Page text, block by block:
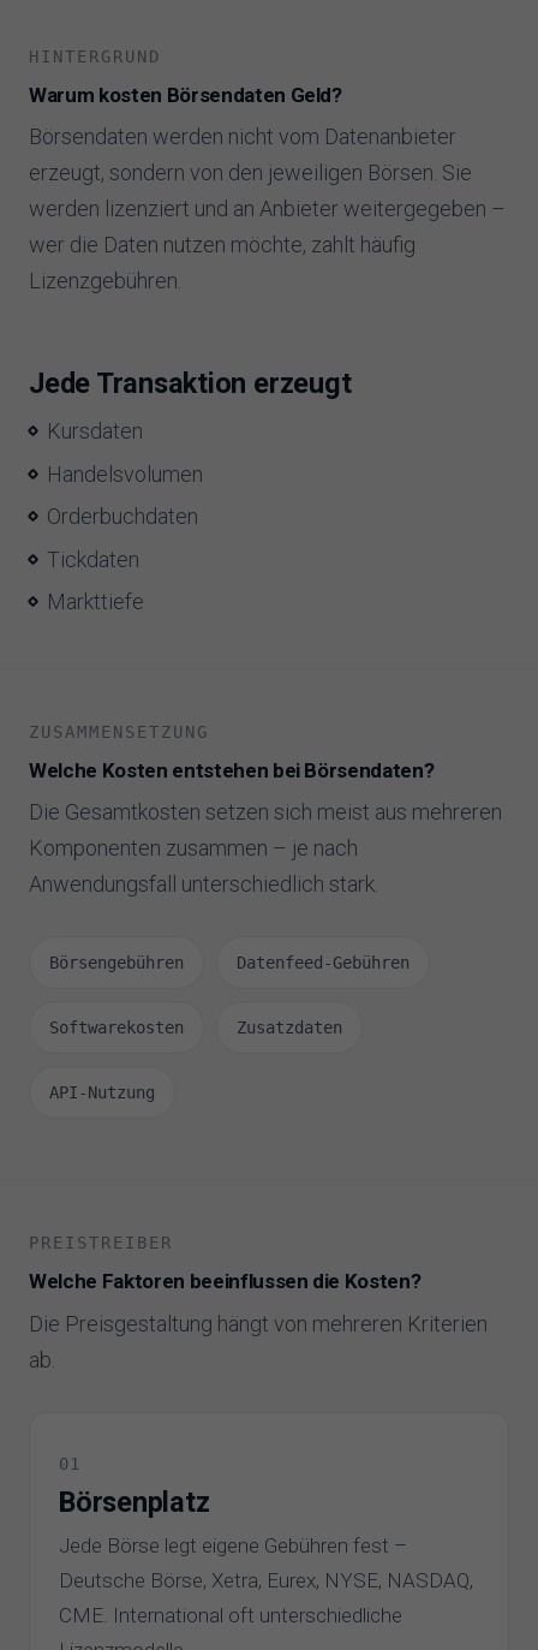
HINTERGRUND
Warum kosten Börsendaten Geld?
Börsendaten werden nicht vom Datenanbieter
erzeugt, sondern von den jeweiligen Börsen. Sie
werden lizenziert und an Anbieter weitergegeben –
wer die Daten nutzen möchte, zahlt häufig
Lizenzgebühren.
Jede Transaktion erzeugt
Kursdaten
Handelsvolumen
Orderbuchdaten
Tickdaten
Markttiefe
ZUSAMMENSETZUNG
Welche Kosten entstehen bei Börsendaten?
Die Gesamtkosten setzen sich meist aus mehreren
Komponenten zusammen – je nach
Anwendungsfall unterschiedlich stark.
Börsengebühren Datenfeed-Gebühren
Softwarekosten Zusatzdaten
API-Nutzung
PREISTREIBER
Welche Faktoren beeinflussen die Kosten?
Die Preisgestaltung hängt von mehreren Kriterien
ab.
01
Börsenplatz
Jede Börse legt eigene Gebühren fest –
Deutsche Börse, Xetra, Eurex, NYSE, NASDAQ,
CME. International oft unterschiedliche